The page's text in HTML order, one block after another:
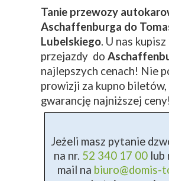
Tanie przewozy
Aschaffenburga do
Lubelskiego. U nas
przejazdy do
najlepszych cenach! Nie
prowizji za kupno biletów,
gwarancję najniższej
Jeżeli masz pytanie
na nr. 52 340 17 00lub
mail na biuro@domis-